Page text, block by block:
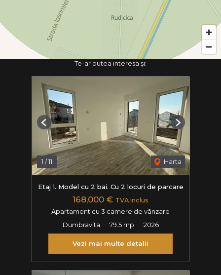
Te-ar putea interesa și:
1 /11 Harta
Previous Next
Etaj 1. Model cu 2 bai. Cu 2 locuri de parcare
168,000 € TVA inclus
Apartament cu 3 camere de vânzare
Dumbravita
79.5 mp 2026
Vezi mai multe detalii